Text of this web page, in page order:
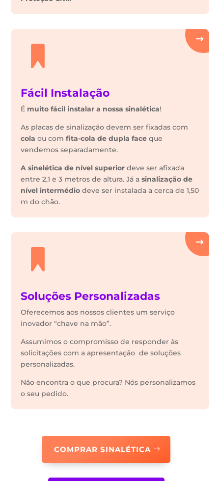
Fácil Instalação
É muito fácil instalar a nossa sinalética!
As placas de sinalização devem ser fixadas com
cola ou comfita-cola de dupla face que
vendemos separadamente.
A sinelética de nível superior deve ser afixada
entre 2,1 e 3 metros de altura. Já asinalização de
nível intermédiodeve ser instalada a cerca de 1,50
m do chão.
Soluções Personalizadas
Oferecemos aos nossos clientes um serviço
inovador “chave na mão”.
Assumimos o compromisso de responder às
solicitações com a apresentação de soluções
personalizadas.
Não encontra o que procura? Nós personalizamos
o seu pedido.
COMPRAR SINALÉTICA